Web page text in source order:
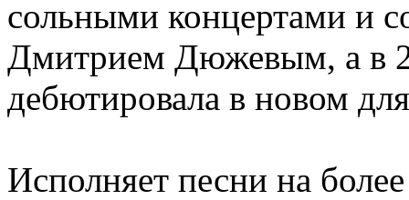
сольными концертами и
Дмитрием Дюжевым, а в
дебютировала в новом
Исполняет песни на